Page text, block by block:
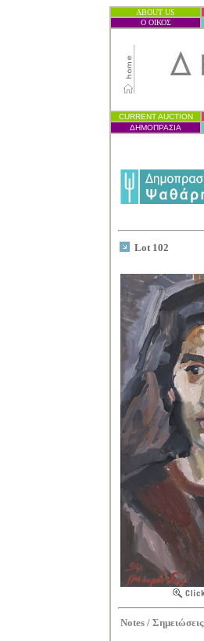
ABOUT US
Ο ΟΙΚΟΣ
CURRENT AUCTION
ΔΗΜΟΠΡΑΣΙΑ
Lot 102
Notes / Σημειώσεις